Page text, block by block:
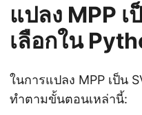
แปลง MPP
เลือกใน
ในการแปลง MPP เป็น
ทำตามขั้นตอนเหล่านี้: